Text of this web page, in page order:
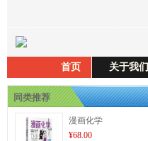
首页 关于我们
同类推荐
漫画化学
¥68.00